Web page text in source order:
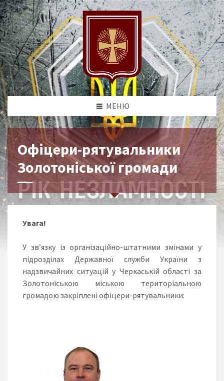
МЕНЮ
Офіцери-рятувальники
Золотоніської громади
Увага!
У зв’язку із організаційно-штатними змінами у
підрозділах Державної служби України з
надзвичайних ситуацій у Черкаській області за
Золотоніською міською територіальною
громадою закріплені офіцери-рятувальники: